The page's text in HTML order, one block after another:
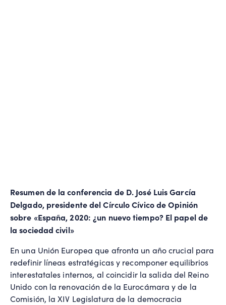
Resumen de la conferencia de D. José Luis García
Delgado, presidente del Círculo Cívico de Opinión
sobre «España, 2020: ¿un nuevo tiempo? El papel de
la sociedad civil»
En una Unión Europea que afronta un año crucial para
redefinir líneas estratégicas y recomponer equilibrios
interestatales internos, al coincidir la salida del Reino
Unido con la renovación de la Eurocámara y de la
Comisión, la XIV Legislatura de la democracia